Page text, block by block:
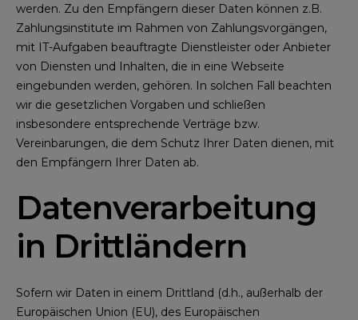
werden. Zu den Empfängern dieser Daten können z.B.
Zahlungsinstitute im Rahmen von Zahlungsvorgängen,
mit IT-Aufgaben beauftragte Dienstleister oder Anbieter
von Diensten und Inhalten, die in eine Webseite
eingebunden werden, gehören. In solchen Fall beachten
wir die gesetzlichen Vorgaben und schließen
insbesondere entsprechende Verträge bzw.
Vereinbarungen, die dem Schutz Ihrer Daten dienen, mit
den Empfängern Ihrer Daten ab.
Datenverarbeitung
in Drittländern
Sofern wir Daten in einem Drittland (d.h., außerhalb der
Europäischen Union (EU), des Europäischen